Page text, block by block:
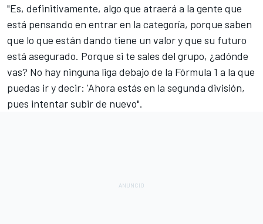
"Es, definitivamente, algo que atraerá a la gente que
está pensando en entrar en la categoría, porque saben
que lo que están dando tiene un valor y que su futuro
está asegurado. Porque si te sales del grupo, ¿adónde
vas? No hay ninguna liga debajo de la Fórmula 1 a la que
puedas ir y decir: 'Ahora estás en la segunda división,
pues intentar subir de nuevo".